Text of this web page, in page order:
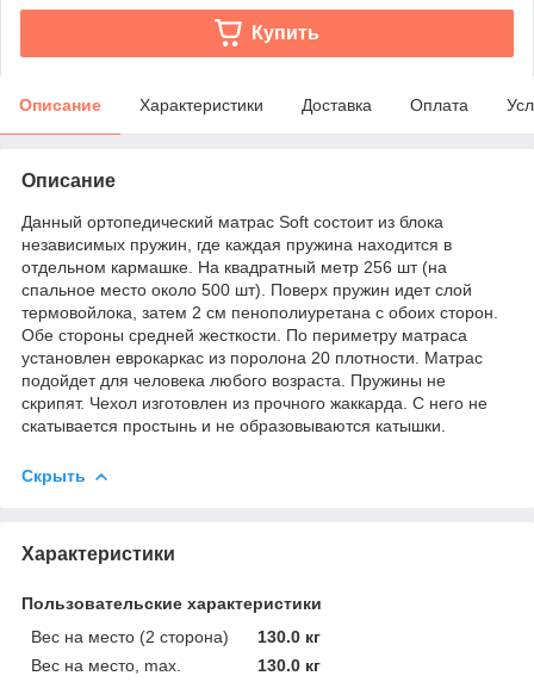
Купить
Описание Характеристики Доставка Оплата
Описание
Данный ортопедический матрас Soft состоит из блока
независимых пружин, где каждая пружина находится в
отдельном кармашке. На квадратный метр 256 шт (на
спальное место около 500 шт). Поверх пружин идет слой
термовойлока, затем 2 см пенополиуретана c обоих сторон.
Обе стороны средней жесткости. По периметру матраса
установлен еврокаркас из поролона 20 плотности. Матрас
подойдет для человека любого возраста. Пружины не
скрипят. Чехол изготовлен из прочного жаккарда. С него не
скатывается простынь и не образовываются катышки.
Скрыть
Характеристики
Пользовательские характеристики
Вес на место (2 сторона)
130.0 кг
Вес на место, max.
130.0 кг